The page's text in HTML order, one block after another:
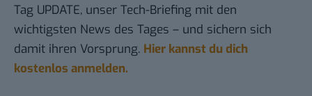
Tag UPDATE, unser Tech-Briefing mit den
wichtigsten News des Tages – und sichern sich
damit ihren Vorsprung. Hier kannst du dich
kostenlos anmelden.